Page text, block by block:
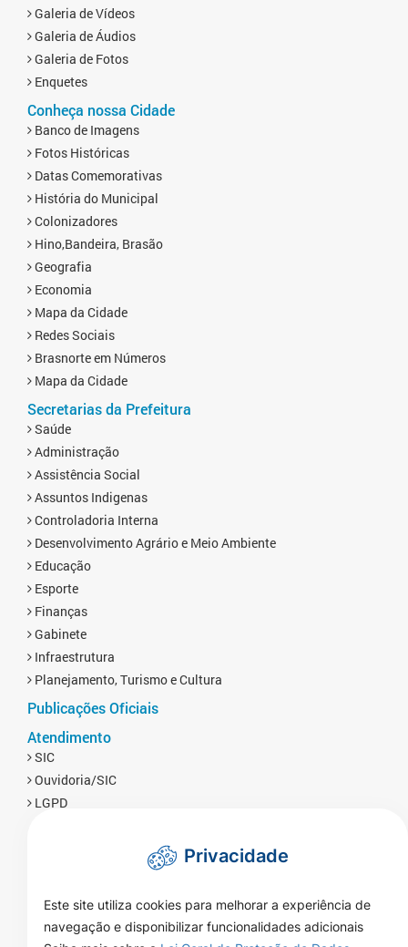
Galeria de Vídeos
Galeria de Áudios
Galeria de Fotos
Enquetes
Conheça nossa Cidade
Banco de Imagens
Fotos Históricas
Datas Comemorativas
História do Municipal
Colonizadores
Hino,Bandeira, Brasão
Geografia
Economia
Mapa da Cidade
Redes Sociais
Brasnorte em Números
Mapa da Cidade
Secretarias da Prefeitura
Saúde
Administração
Assistência Social
Assuntos Indigenas
Controladoria Interna
Desenvolvimento Agrário e Meio Ambiente
Educação
Esporte
Finanças
Gabinete
Infraestrutura
Planejamento, Turismo e Cultura
Publicações Oficiais
Atendimento
SIC
Ouvidoria/SIC
LGPD
Privacidade
Este site utiliza cookies para melhorar a experiência de
navegação e disponibilizar funcionalidades adicionais